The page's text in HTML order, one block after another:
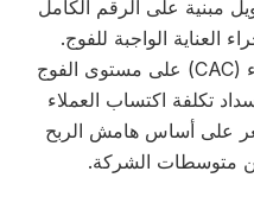
على الرقم الكامل
الواجبة للفوج.
أضف فقط تكلفة اكتساب العملاء (CAC) على مستوى الفوج
اكتساب العملاء
أساس هامش الربح
الشركة.